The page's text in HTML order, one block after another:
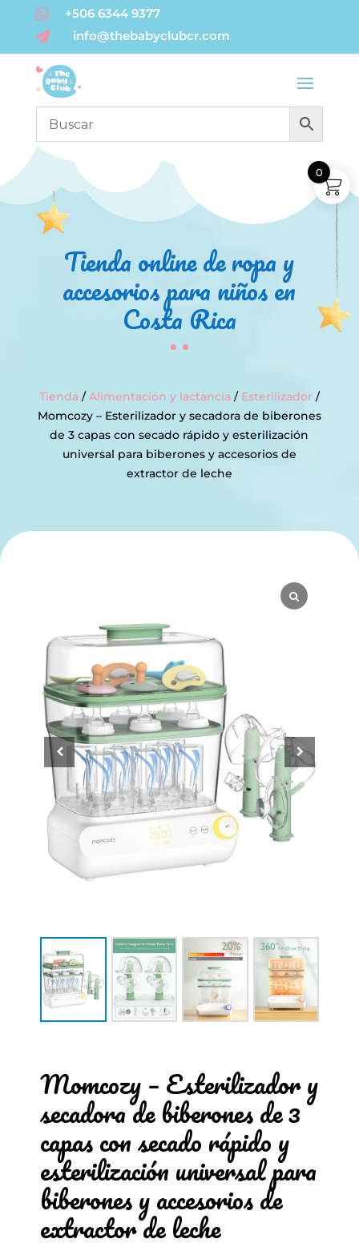
 +506 6344 9377
 info@thebabyclubcr.com
Tienda online de ropa y
accesorios para niños en
Costa Rica
Tienda /Alimentación y lactancia / Esterilizador /
Momcozy – Esterilizador y secadora de biberones
de 3 capas con secado rápido y esterilización
universal para biberones y accesorios de
extractor de leche
Momcozy – Esterilizador y
secadora de biberones de 3
capas con secado rápido y
esterilización universal para
biberones y accesorios de
extractor de leche
0